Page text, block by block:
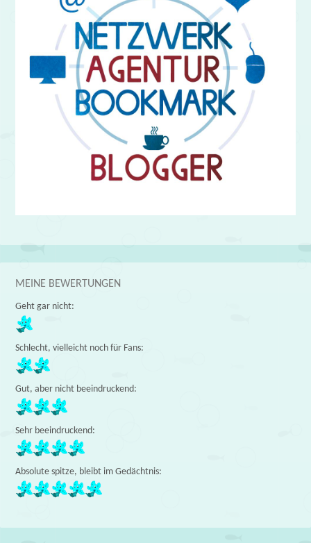
MEINE BEWERTUNGEN
Geht gar nicht:
Schlecht, vielleicht noch für Fans:
Gut, aber nicht beeindruckend:
Sehr beeindruckend:
Absolute spitze, bleibt im Gedächtnis: